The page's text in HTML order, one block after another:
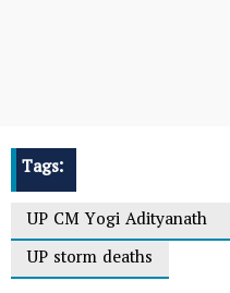
Tags:
UP CM Yogi Adityanath
UP storm deaths